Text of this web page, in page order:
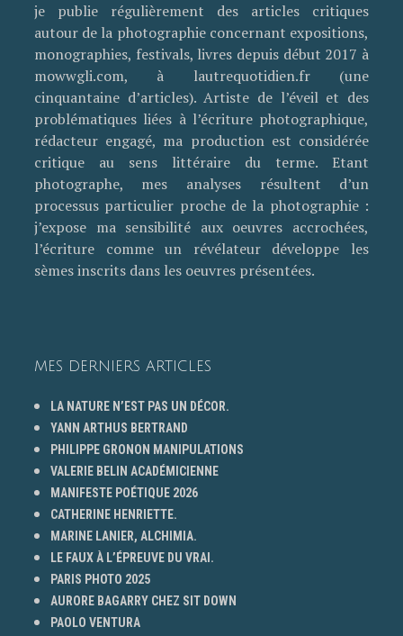
je publie régulièrement des articles critiques
autour de la photographie concernant expositions,
monographies, festivals, livres depuis début 2017 à
mowwgli.com, à lautrequotidien.fr (une
cinquantaine d’articles). Artiste de l’éveil et des
problématiques liées à l’écriture photographique,
rédacteur engagé, ma production est considérée
critique au sens littéraire du terme. Etant
photographe, mes analyses résultent d’un
processus particulier proche de la photographie :
j’expose ma sensibilité aux oeuvres accrochées,
l’écriture comme un révélateur développe les
sèmes inscrits dans les oeuvres présentées.
MES DERNIERS ARTICLES
LA NATURE N’EST PAS UN DÉCOR.
YANN ARTHUS BERTRAND
PHILIPPE GRONON MANIPULATIONS
VALERIE BELIN ACADÉMICIENNE
MANIFESTE POÉTIQUE 2026
CATHERINE HENRIETTE.
MARINE LANIER, ALCHIMIA.
LE FAUX À L’ÉPREUVE DU VRAI.
PARIS PHOTO 2025
AURORE BAGARRY CHEZ SIT DOWN
PAOLO VENTURA